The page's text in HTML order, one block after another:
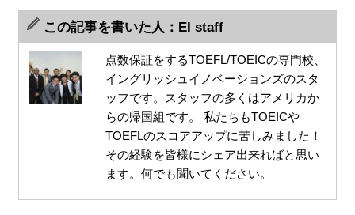
この記事を書いた人：EI staff
点数保証をするTOEFL/TOEICの専門校、
イングリッシュイノベーションズのスタ
ッフです。スタッフの多くはアメリカか
らの帰国組です。 私たちもTOEICや
TOEFLのスコアアップに苦しみました！
その経験を皆様にシェア出来ればと思い
ます。何でも聞いてください。